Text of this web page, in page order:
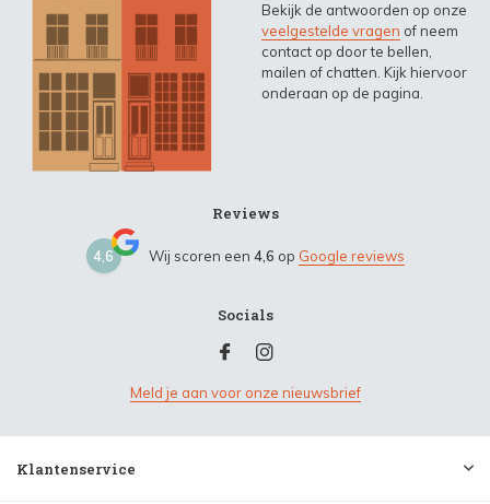
Bekijk de antwoorden op onze
veelgestelde vragen of neem
contact op door te bellen,
mailen of chatten. Kijk hiervoor
onderaan op de pagina.
Reviews
4,6 Wij scoren een 4,6 op Google reviews
Socials
Meld je aan voor onze nieuwsbrief
Klantenservice